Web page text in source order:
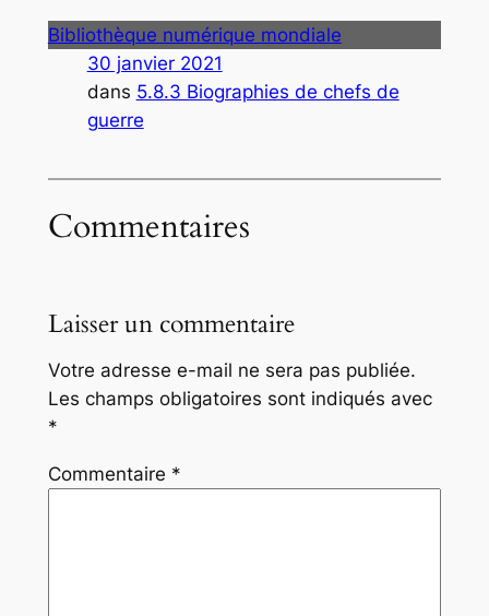
Bibliothèque numérique mondiale
30 janvier 2021
dans 5.8.3 Biographies de chefs de
guerre
Commentaires
Laisser un commentaire
Votre adresse e-mail ne sera pas publiée.
Les champs obligatoires sont indiqués avec
*
Commentaire *